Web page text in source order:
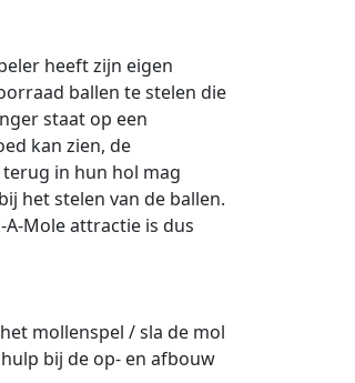
heeft zijn eigen
ballen te stelen die
staat op een
kan zien, de
in hun hol mag
het stelen van de ballen.
Mole attractie is dus
mollenspel / sla de mol
bij de op- en afbouw